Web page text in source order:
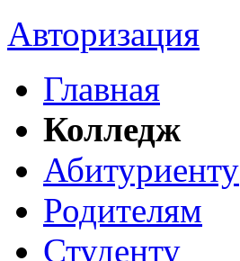
Авторизация
Главная
Колледж
Абитуриенту
Родителям
Студенту